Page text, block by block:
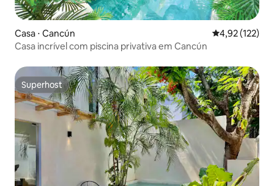
Casa ⋅ Cancún 4,92 de uma
4,92 (122)
Casa incrível com piscina privativa em Cancún
Superhost
Superhost